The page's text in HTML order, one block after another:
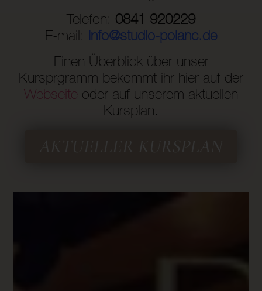
Telefon: 0841 920229
E-mail: info@studio-polanc.de
Einen Überblick über unser
Kursprgramm bekommt ihr hier auf der
Webseite oder auf unserem aktuellen
Kursplan.